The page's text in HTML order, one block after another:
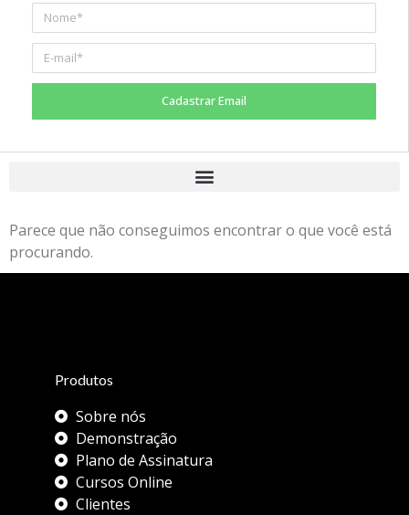
Cadastrar Email
Parece que não conseguimos encontrar o que você está
procurando.
Produtos
Sobre nós
Demonstração
Plano de Assinatura
Cursos Online
Clientes